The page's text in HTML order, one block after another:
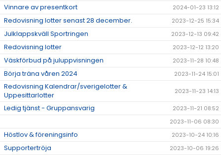
Vinnare av presentkort 2024-01-23 13:12
Redovisning lotter senast 28 december. 2023-12-25 15:34
Julklappskväll Sportringen 2023-12-13 09:42
Redovisning lotter 2023-12-12 13:20
Väskförbud på juluppvisningen 2023-11-28 10:48
Börja träna våren 2024 2023-11-24 15:01
Redovisning Kalendrar/sverigelotter &
Uppesittarlotter
2023-11-23 14:13
Ledig tjänst - Gruppansvarig
2023-11-21 08:52
2023-11-06 08:30
Höstlov & föreningsinfo 2023-10-24 10:16
Supportertröja 2023-10-06 19:26